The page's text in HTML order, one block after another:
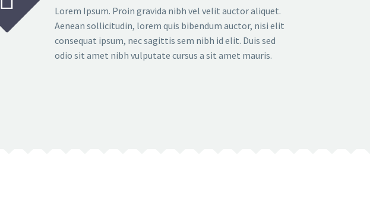
Lorem Ipsum. Proin gravida nibh vel velit auctor aliquet.
Aenean sollicitudin, lorem quis bibendum auctor, nisi elit
consequat ipsum, nec sagittis sem nibh id elit. Duis sed
odio sit amet nibh vulputate cursus a sit amet mauris.